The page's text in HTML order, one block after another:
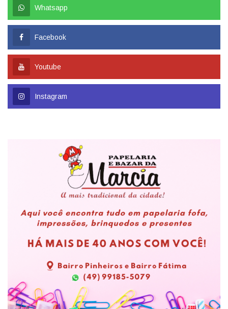
Whatsapp
Facebook
Youtube
Instagram